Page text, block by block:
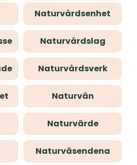
Naturvårdsenhet
Naturvårdslag
Naturvårdsverk
Naturvän
Naturvärde
Naturväsendena